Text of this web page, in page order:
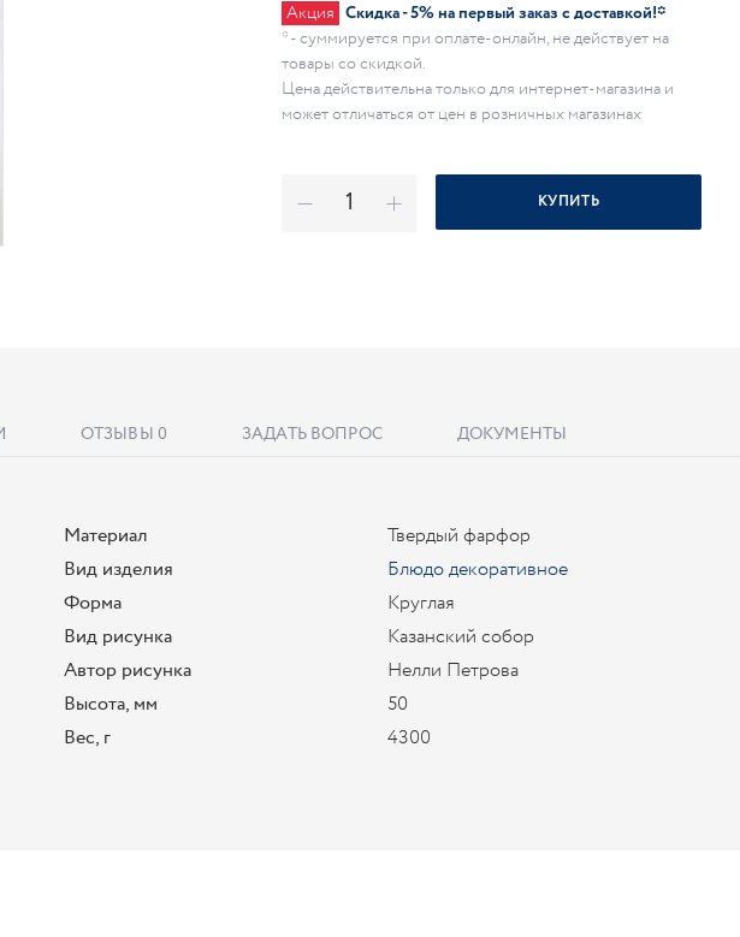
Акция Скидка - 5% на первый заказ с доставкой!*
* - суммируется при оплате-онлайн, не действует на
товары со скидкой.
Цена действительна только для интернет-магазина и
может отличаться от цен в розничных магазинах
КУПИТЬ
ОТЗЫВЫ 0 ЗАДАТЬ ВОПРОС ДОКУМЕНТЫ
Материал
Твердый фарфор
Вид изделия
Блюдо декоративное
Форма
Круглая
Вид рисунка
Казанский собор
Автор рисунка
Нелли Петрова
Высота, мм
50
Вес, г
4300